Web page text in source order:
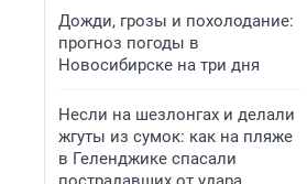
Дожди, грозы и похолодание:
прогноз погоды в
Новосибирске на три дня
Несли на шезлонгах и делали
жгуты из сумок: как на пляже
в Геленджике спасали